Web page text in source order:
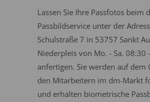
Lassen Sie Ihre Passfotos beim
Passbildservice unter der
Schulstraße 7 in 53757 Sankt
Niederpleis von Mo. - Sa. 08:30
anfertigen. Sie werden auf dem
den Mitarbeitern im dm-Markt
und erhalten biometrische